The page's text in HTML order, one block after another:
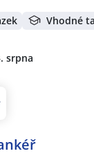
Vhodné
srpna